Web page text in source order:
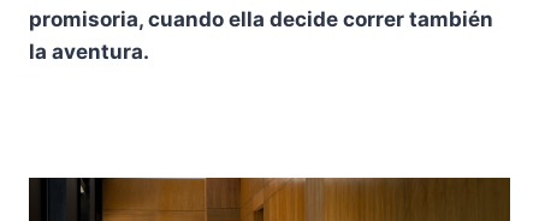
promisoria, cuando ella decide correr también
la aventura.